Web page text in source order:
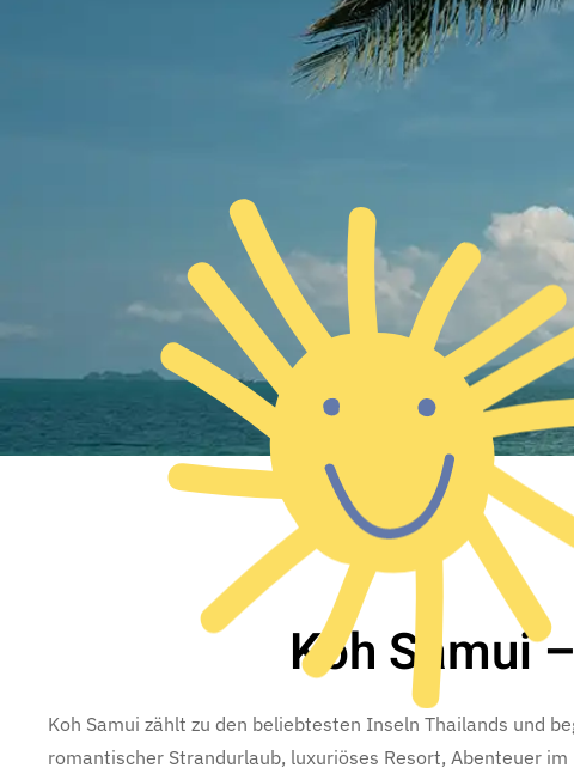
Koh Samui
Koh Samui zählt zu den beliebtesten Inseln Thailands und
romantischer Strandurlaub, luxuriöses Resort, Abenteuer